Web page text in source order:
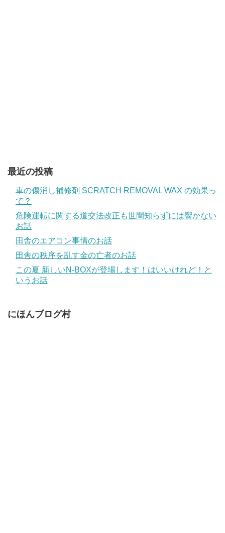
最近の投稿
車の傷消し補修剤 SCRATCH REMOVAL WAX の効果っ
て？
危険運転に関する道交法改正も世間知らずには響かない
お話
田舎のエアコン事情のお話
田舎の秩序を乱す金の亡者のお話
この夏 新しいN-BOXが登場します！はいいけれど！と
いうお話
にほんブログ村